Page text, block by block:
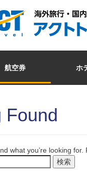
航空券 ホ
Found
what you’re looking